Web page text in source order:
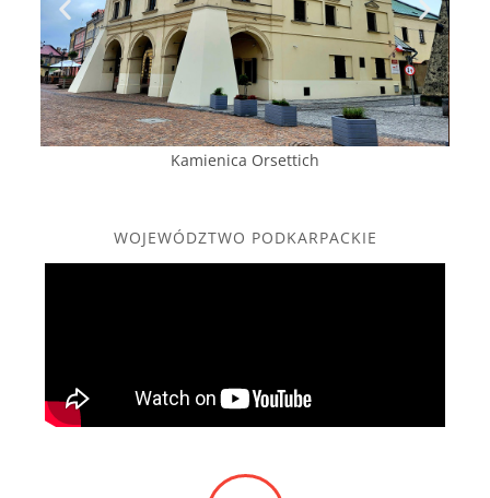
Kamienica Orsettich
WOJEWÓDZTWO PODKARPACKIE